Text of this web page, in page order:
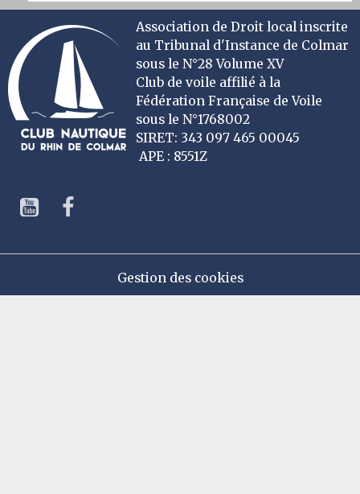
Association de Droit local inscrite
au Tribunal d'Instance de Colmar
sous le N°28 Volume XV
Club de voile affilié à la
Fédération Française de Voile
sous le N°1768002
SIRET: 343 097 465 00045
APE : 8551Z
Gestion des cookies